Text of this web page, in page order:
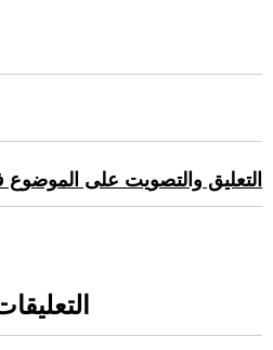
التعليق والتصويت على